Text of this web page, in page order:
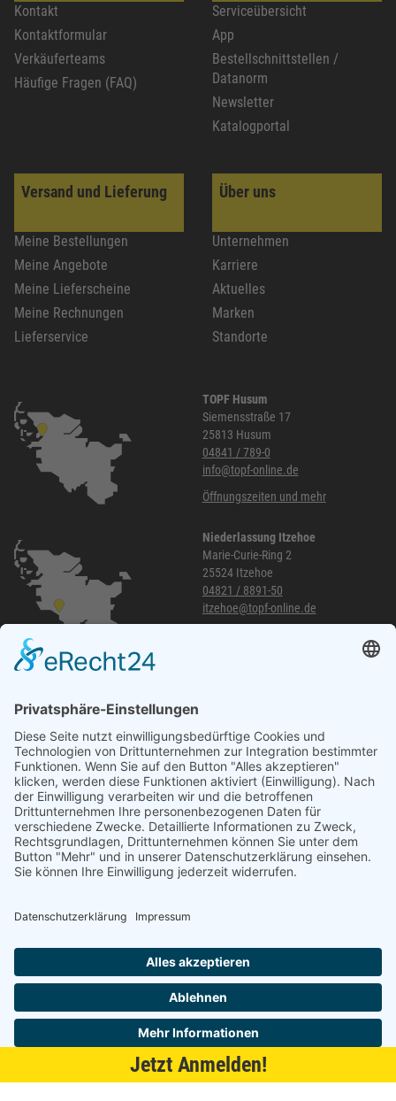
Jetzt Anmelden!
Kontakt
Kontaktformular
Verkäuferteams
Häufige Fragen (FAQ)
Serviceübersicht
App
Bestellschnittstellen /
Datanorm
Newsletter
Katalogportal
Versand und Lieferung
Meine Bestellungen
Meine Angebote
Meine Lieferscheine
Meine Rechnungen
Lieferservice
Über uns
Unternehmen
Karriere
Aktuelles
Marken
Standorte
TOPF Husum
Siemensstraße 17
25813 Husum
04841 / 789-0
info@topf-online.de
Öffnungszeiten und mehr
Niederlassung Itzehoe
Marie-Curie-Ring 2
25524 Itzehoe
04821 / 8891-50
itzehoe@topf-online.de
040 / 21 04 04 04-04
glinde@topf-online.de
Öffnungszeiten und mehr
Desktop-Version